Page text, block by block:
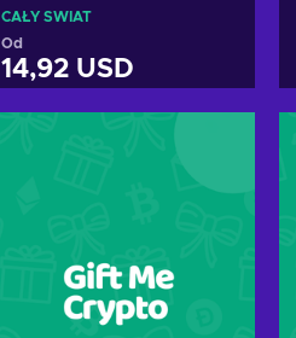
CAŁY ŚWIAT
Od
14,92 USD
Dodaj do koszyka
Zobacz oferty